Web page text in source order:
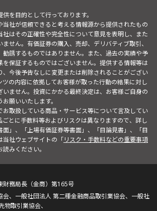
を目的として行っております。
社が信頼できると考える情報源から提供されたもの
社はその正確性や完全性について意見を表明し、また
せん。有価証券の購入、売却、デリバティブ取引、
勧誘するものではありません。また、過去の実績や予
保証するものではございません。提供する情報等は
、今後予告なしに変更または削除されることがござい
ツの内容に依拠してお客様が取った行動の結果に対し
ません。投資にかかる最終決定は、お客様ご自身の
願いいたします。
お取扱している商品・サービス等について言及してい
ごとに手数料等およびリスクは異なりますので、詳し
面」、「上場有価証券等書面」、「目論見書」、「目
当社ウェブサイトの「リスク・手数料などの重要事項
読みください。
務局長（金商）第165号
会、一般社団法人 第二種金融商品取引業協会、一般社
物取引業協会、